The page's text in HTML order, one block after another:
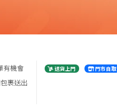
有機會
裹送出
送貨上門 門市自取